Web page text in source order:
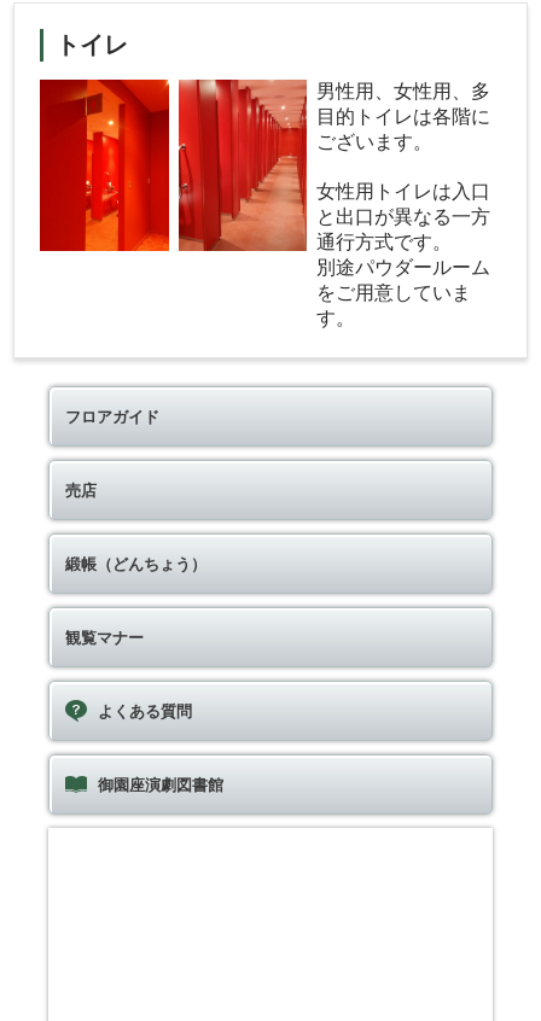
トイレ
男性用、女性用、多
目的トイレは各階に
ございます。
女性用トイレは入口
と出口が異なる一方
通行方式です。
別途パウダールーム
をご用意していま
す。
フロアガイド
売店
緞帳（どんちょう）
観覧マナー
よくある質問
御園座演劇図書館